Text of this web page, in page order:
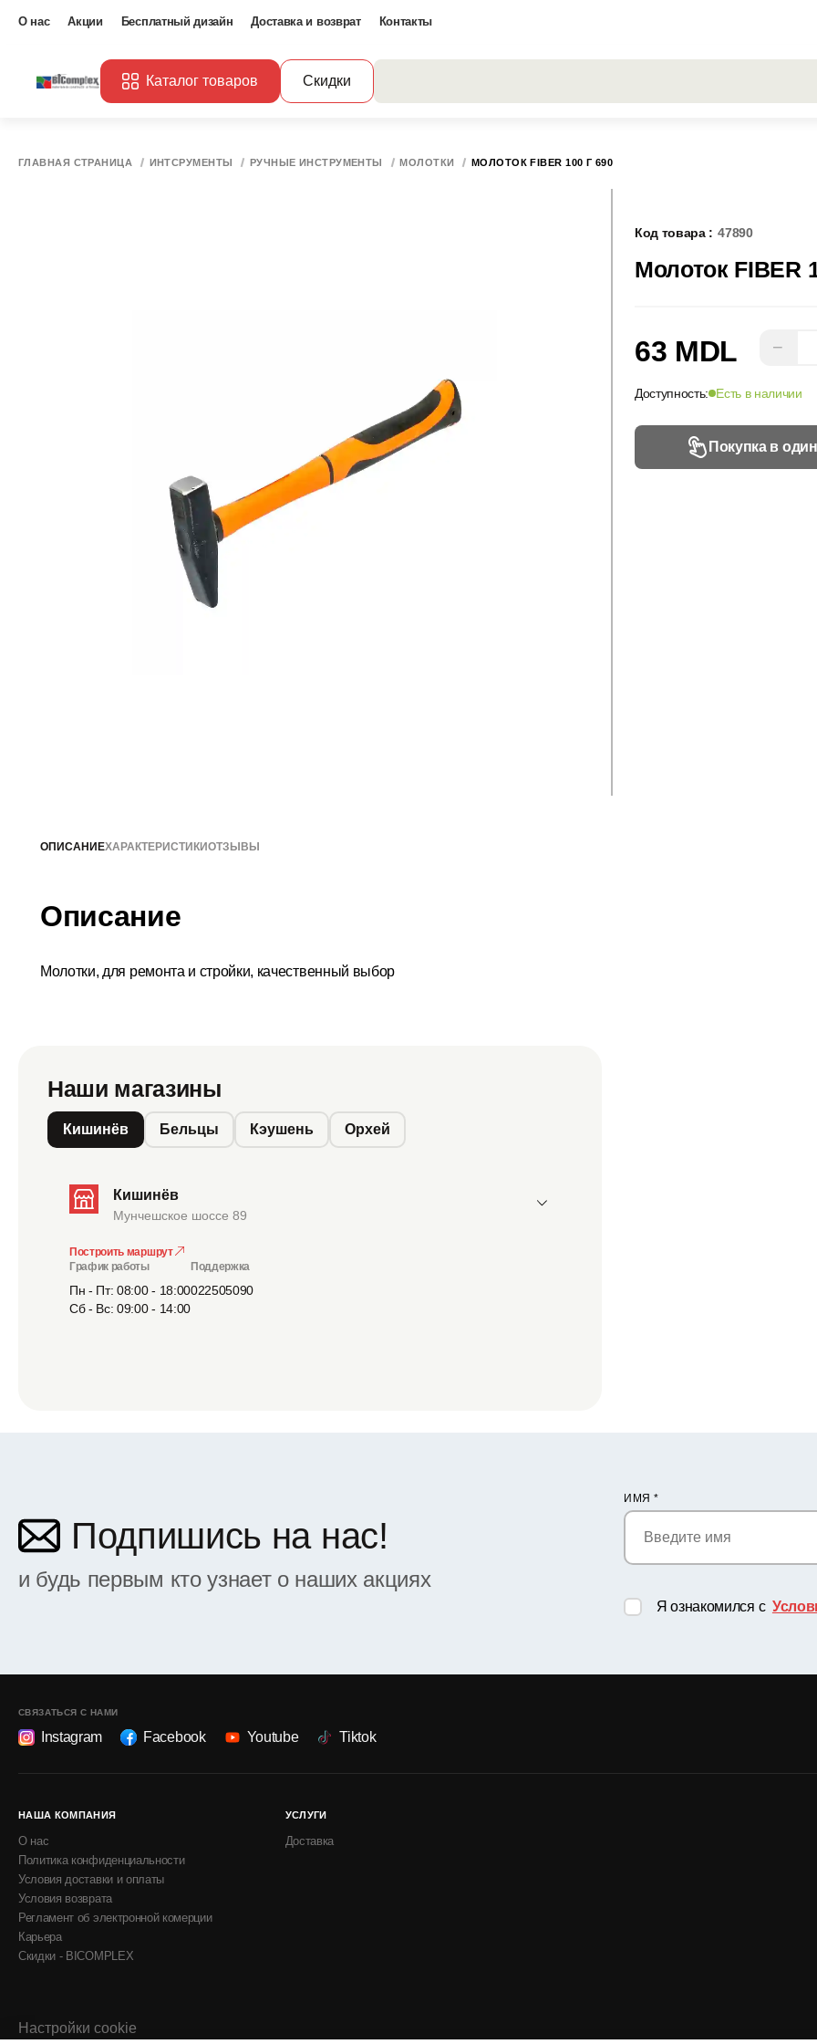
О нас Акции Бесплатный дизайн Доставка и возврат Контакты
Каталог товаров Скидки
ГЛАВНАЯ СТРАНИЦА ИНТСРУМЕНТЫ РУЧНЫЕ ИНСТРУМЕНТЫ МОЛОТКИ МОЛОТОК FIBER 100 Г 690
Код товара : 47890
Молоток FIBER
63 MDL −
Доступность: Есть в наличии
Покупка в
ОПИСАНИЕХАРАКТЕРИСТИКИОТЗЫВЫ
Описание
Молотки, для ремонта и стройки, качественный выбор
Наши магазины
Кишинёв Бельцы Кэушень Орхей
Кишинёв
Мунчешское шоссе 89
Построить маршрут
График работы
Пн - Пт: 08:00 - 18:00
Сб - Вс: 09:00 - 14:00
Поддержка
022505090
Подпишись на нас!
и будь первым кто узнает о наших акциях
ИМЯ *
Я ознакомился с
СВЯЗАТЬСЯ С НАМИ
Instagram Facebook Youtube Tiktok
НАША КОМПАНИЯ
О нас
Политика конфиденциальности
Условия доставки и оплаты
Условия возврата
Регламент об электронной комерции
Карьера
Скидки - BICOMPLEX
УСЛУГИ
Доставка
Настройки cookie